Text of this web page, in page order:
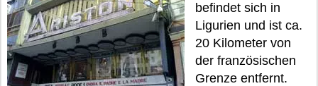
befindet sich in
Ligurien und ist ca.
20 Kilometer von
der französischen
Grenze entfernt.